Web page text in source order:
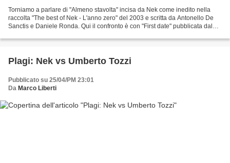
Torniamo a parlare di "Almeno stavolta" incisa da Nek come inedito nella
raccolta "The best of Nek - L'anno zero" del 2003 e scritta da Antonello De
Sanctis e Daniele Ronda. Qui il confronto è con "First date" pubblicata dal
Plagi: Nek vs Umberto Tozzi
Pubblicato su 25/04/PM 23:01
Da Marco Liberti